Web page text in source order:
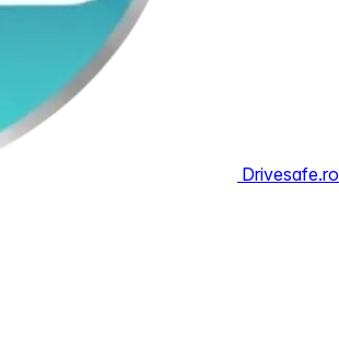
Drivesafe.ro